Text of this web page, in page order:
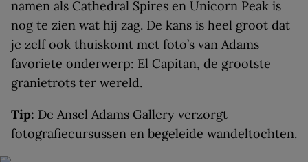
namen als Cathedral Spires en Unicorn Peak is
nog te zien wat hij zag. De kans is heel groot dat
je zelf ook thuiskomt met foto’s van Adams
favoriete onderwerp: El Capitan, de grootste
granietrots ter wereld.
Tip: De Ansel Adams Gallery verzorgt
fotografiecursussen en begeleide wandeltochten.